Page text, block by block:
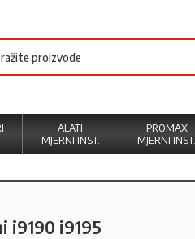
ALATI
MJERNI INST.
PROMAX
MJERNI INST.
i9190 i9195